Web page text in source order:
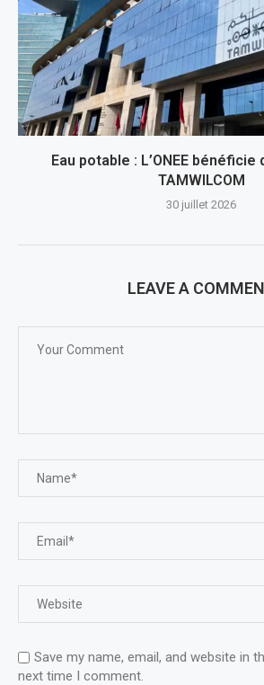
Eau potable : L’ONEE
TAMWILCOM
30 juillet 2026
LEAVE A
Save my name, email, and website in
next time I comment.